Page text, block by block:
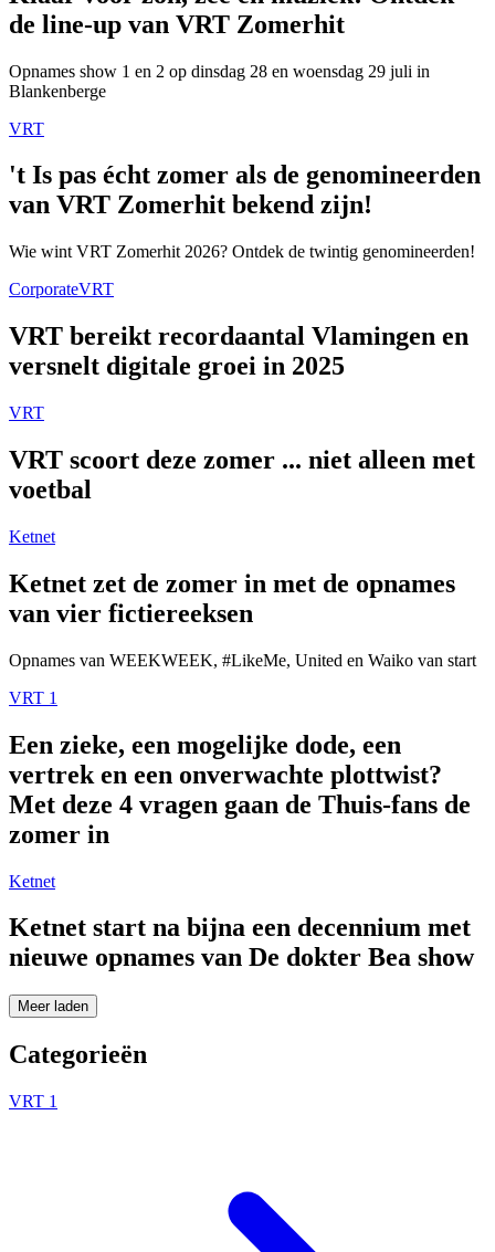
de line-up van VRT Zomerhit
Opnames show 1 en 2 op dinsdag 28 en woensdag 29 juli in
Blankenberge
VRT
't Is pas écht zomer als de genomineerden
van VRT Zomerhit bekend zijn!
Wie wint VRT Zomerhit 2026? Ontdek de twintig genomineerden!
CorporateVRT
VRT bereikt recordaantal Vlamingen en
versnelt digitale groei in 2025
VRT
VRT scoort deze zomer ... niet alleen met
voetbal
Ketnet
Ketnet zet de zomer in met de opnames
van vier fictiereeksen
Opnames van WEEKWEEK, #LikeMe, United en Waiko van start
VRT 1
Een zieke, een mogelijke dode, een
vertrek en een onverwachte plottwist?
Met deze 4 vragen gaan de Thuis-fans de
zomer in
Ketnet
Ketnet start na bijna een decennium met
nieuwe opnames van De dokter Bea show
Meer laden
Categorieën
VRT 1